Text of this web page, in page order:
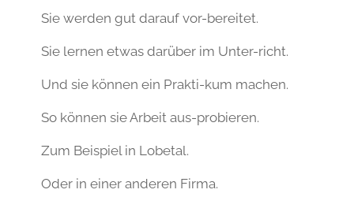
Sie werden gut darauf vor-bereitet.
Sie lernen etwas darüber im Unter-richt.
Und sie können ein Prakti-kum machen.
So können sie Arbeit aus-probieren.
Zum Beispiel in Lobetal.
Oder in einer anderen Firma.